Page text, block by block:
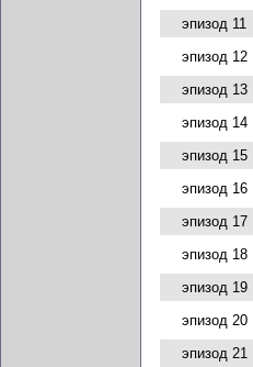
эпизод 11
эпизод 12
эпизод 13
эпизод 14
эпизод 15
эпизод 16
эпизод 17
эпизод 18
эпизод 19
эпизод 20
эпизод 21